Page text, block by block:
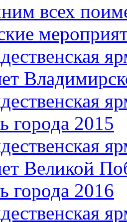
всех
города 2015
Великой
города 2016